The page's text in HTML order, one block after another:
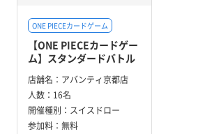
ONE PIECEカードゲーム
【ONE PIECEカードゲー
ム】スタンダードバトル
店舗名： アバンティ京都店
人数： 16名
開催種別： スイスドロー
参加料： 無料